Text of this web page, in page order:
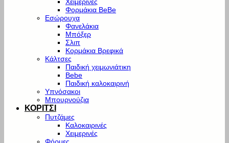
Φορμάκια BeBe
Εσώρουχα
Φανελάκια
Μπόξερ
Σλιπ
Κορμάκια Βρεφικά
Κάλτσες
Παιδική χειμωνιάτικη
Bebe
Παιδική καλοκαιρινή
Υπνόσακοι
Μπουρνούζια
ΚΟΡΙΤΣΙ
Πυτζάμες
Καλοκαιρινές
Χειμερινές